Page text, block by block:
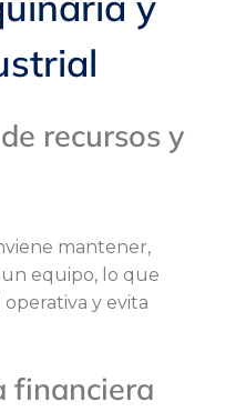
recursos y
mantener,
equipo, lo que
y evita
financiera